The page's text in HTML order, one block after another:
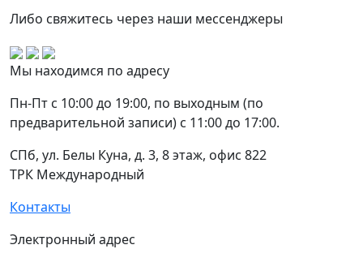
Либо свяжитесь через наши мессенджеры
Мы находимся по адресу
Пн-Пт с 10:00 до 19:00, по выходным (по
предварительной записи) с 11:00 до 17:00.
СПб, ул. Белы Куна, д. 3, 8 этаж, офис 822
ТРК Международный
Контакты
Электронный адрес